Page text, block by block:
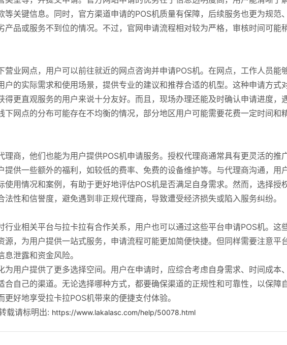
关键信息。同时，官方渠道申请的POS机质量有保障，后续服务也更为规范、
产品或服务不到位的情况。不过，官网申请流程相对较为严格，审核时间可能
营业网点，用户可以前往就近的网点咨询并申请POS机。在网点，工作人员能
户的实际需求和使用场景，提供专业的建议和推荐合适的机型。这种申请方式
得更直观服务的用户来说十分友好。而且，现场办理还能及时确认申请进度，
下网点的分布可能存在不均衡的情况，部分地区用户可能需要花费一定时间和
理商，他们也能为用户提供POS机申请服务。授权代理商通常具有更灵活的推
提供一些额外的福利，如较低的费率、免费的设备维护等。与代理商沟通，用
使用情况和案例，有助于更好地评估POS机是否满足自身需求。然而，选择授
性和信誉度，避免遇到非正规代理商，导致遭受经济损失或陷入服务纠纷。
行业相关平台与拉卡拉有合作关系，用户也可以通过这些平台申请POS机。这
源，为用户提供一站式服务，申请流程可能更加简便快捷。但同样需要注意平
泄露和资金风险。
用户提供了更多选择空间。用户在申请时，应综合考虑自身需求、时间成本、
合自己的渠道。无论选择哪种方式，都要确保渠道的正规性和可靠性，以保障
好地享受拉卡拉POS机带来的便捷支付体验。
载请标明出: https://www.lakalasc.com/help/50078.html